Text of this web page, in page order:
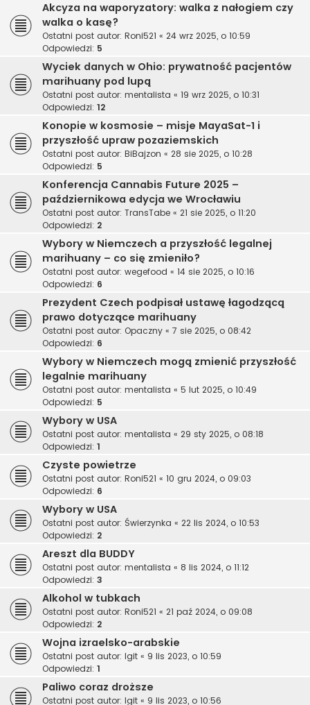
Akcyza na waporyzatory: walka z nałogiem czy
walka o kasę?
Ostatni post autor: Roni521 « 24 wrz 2025, o 10:59
Odpowiedzi: 5
Wyciek danych w Ohio: prywatność pacjentów
marihuany pod lupą
Ostatni post autor: mentalista « 19 wrz 2025, o 10:31
Odpowiedzi: 12
Konopie w kosmosie – misje MayaSat-1 i
przyszłość upraw pozaziemskich
Ostatni post autor: BiBajzon « 28 sie 2025, o 10:28
Odpowiedzi: 5
Konferencja Cannabis Future 2025 –
październikowa edycja we Wrocławiu
Ostatni post autor: TransTabe « 21 sie 2025, o 11:20
Odpowiedzi: 2
Wybory w Niemczech a przyszłość legalnej
marihuany – co się zmieniło?
Ostatni post autor: wegefood « 14 sie 2025, o 10:16
Odpowiedzi: 6
Prezydent Czech podpisał ustawę łagodzącą
prawo dotyczące marihuany
Ostatni post autor: Opaczny « 7 sie 2025, o 08:42
Odpowiedzi: 6
Wybory w Niemczech mogą zmienić przyszłość
legalnie marihuany
Ostatni post autor: mentalista « 5 lut 2025, o 10:49
Odpowiedzi: 5
Wybory w USA
Ostatni post autor: mentalista « 29 sty 2025, o 08:18
Odpowiedzi: 1
Czyste powietrze
Ostatni post autor: Roni521 « 10 gru 2024, o 09:03
Odpowiedzi: 6
Wybory w USA
Ostatni post autor: Świerzynka « 22 lis 2024, o 10:53
Odpowiedzi: 2
Areszt dla BUDDY
Ostatni post autor: mentalista « 8 lis 2024, o 11:12
Odpowiedzi: 3
Alkohol w tubkach
Ostatni post autor: Roni521 « 21 paź 2024, o 09:08
Odpowiedzi: 2
Wojna izraelsko-arabskie
Ostatni post autor: Igit « 9 lis 2023, o 10:59
Odpowiedzi: 1
Paliwo coraz droższe
Ostatni post autor: Igit « 9 lis 2023, o 10:56